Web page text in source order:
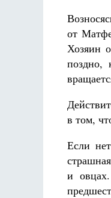
от
Хозяин
поздно,
в том,
Если
и